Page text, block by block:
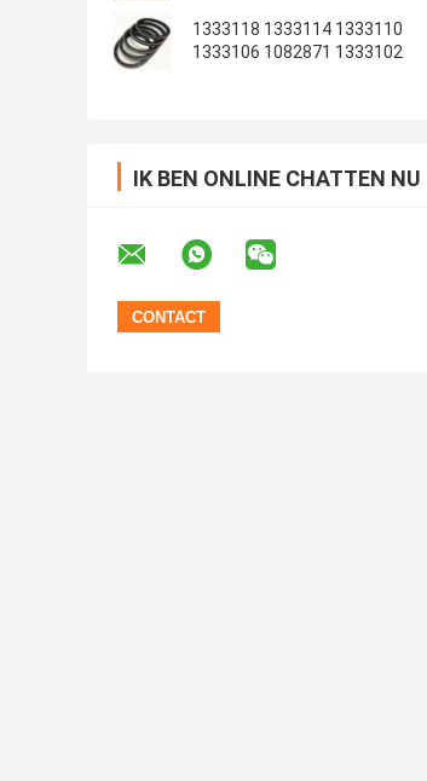
1333118 1333114 1333110
1333106 1082871 1333102
IK BEN ONLINE CHATTEN NU